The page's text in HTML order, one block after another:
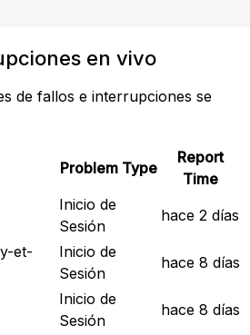
en vivo
de fallos e interrupciones se
Problem Type
Report
Time
Inicio de
Sesión
hace 2 días
et-
Inicio de
Sesión
hace 8 días
Inicio de
Sesión
hace 8 días